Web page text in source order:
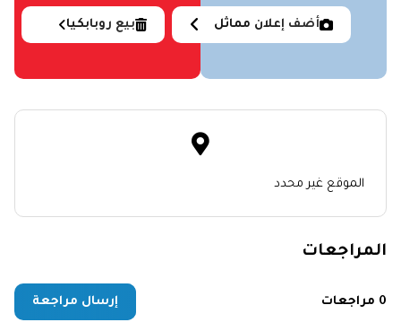
أضف إعلان مماثل بيع روبابكيا
الموقع غير محدد
المراجعات
0 مراجعات إرسال مراجعة